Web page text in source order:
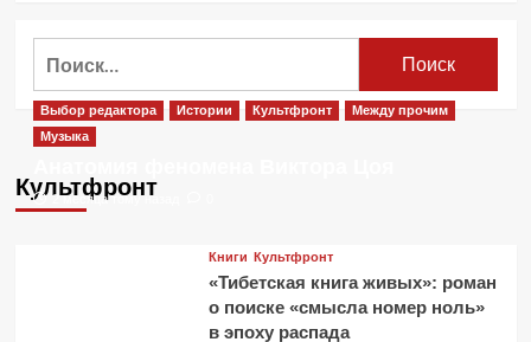
Новые
игры
DC
выхода
Культфронт
Выбор редактора Истории Культфронт
Между прочим
Музыка
2 месяца тому назад
Книги Культфронт
«Тибетская книга живых»: роман
о поиске «смысла номер ноль»
в эпоху распада